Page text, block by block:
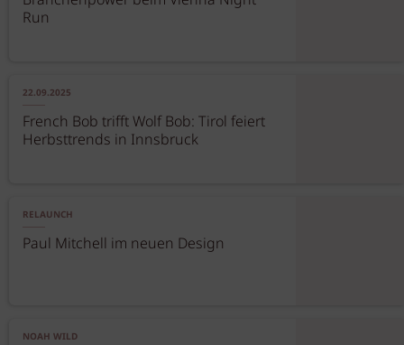
Run
22.09.2025
French Bob trifft Wolf Bob: Tirol feiert
Herbsttrends in Innsbruck
RELAUNCH
Paul Mitchell im neuen Design
NOAH WILD